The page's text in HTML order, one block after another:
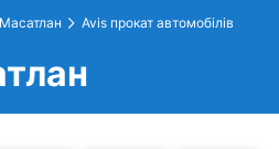
Масатлан Avis прокат автомобілів